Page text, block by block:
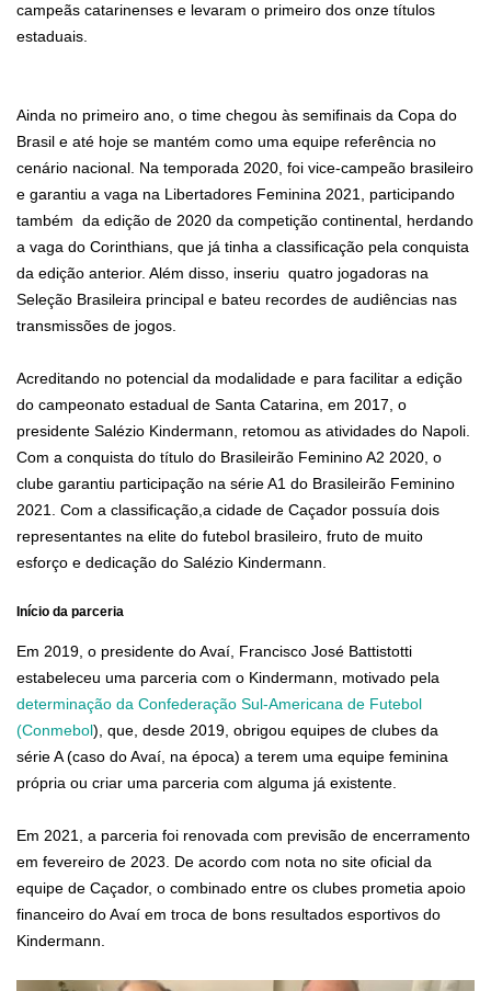
campeãs catarinenses e levaram o primeiro dos onze títulos
estaduais.
Ainda no primeiro ano, o time chegou às semifinais da Copa do
Brasil e até hoje se mantém como uma equipe referência no
cenário nacional. Na temporada 2020, foi vice-campeão brasileiro
e garantiu a vaga na Libertadores Feminina 2021, participando
também da edição de 2020 da competição continental, herdando
a vaga do Corinthians, que já tinha a classificação pela conquista
da edição anterior. Além disso, inseriu quatro jogadoras na
Seleção Brasileira principal e bateu recordes de audiências nas
transmissões de jogos.
Acreditando no potencial da modalidade e para facilitar a edição
do campeonato estadual de Santa Catarina, em 2017, o
presidente Salézio Kindermann, retomou as atividades do Napoli.
Com a conquista do título do Brasileirão Feminino A2 2020, o
clube garantiu participação na série A1 do Brasileirão Feminino
2021. Com a classificação,a cidade de Caçador possuía dois
representantes na elite do futebol brasileiro, fruto de muito
esforço e dedicação do Salézio Kindermann.
Início da parceria
Em 2019, o presidente do Avaí, Francisco José Battistotti
estabeleceu uma parceria com o Kindermann, motivado pela
determinação da Confederação Sul-Americana de Futebol
(Conmebol), que, desde 2019, obrigou equipes de clubes da
série A (caso do Avaí, na época) a terem uma equipe feminina
própria ou criar uma parceria com alguma já existente.
Em 2021, a parceria foi renovada com previsão de encerramento
em fevereiro de 2023. De acordo com nota no site oficial da
equipe de Caçador, o combinado entre os clubes prometia apoio
financeiro do Avaí em troca de bons resultados esportivos do
Kindermann.